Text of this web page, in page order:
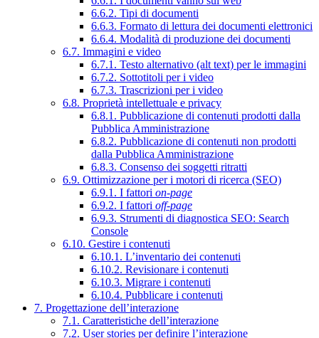
6.6.2. Tipi di documenti
6.6.3. Formato di lettura dei documenti elettronici
6.6.4. Modalità di produzione dei documenti
6.7. Immagini e video
6.7.1. Testo alternativo (alt text) per le immagini
6.7.2. Sottotitoli per i video
6.7.3. Trascrizioni per i video
6.8. Proprietà intellettuale e privacy
6.8.1. Pubblicazione di contenuti prodotti dalla
Pubblica Amministrazione
6.8.2. Pubblicazione di contenuti non prodotti
dalla Pubblica Amministrazione
6.8.3. Consenso dei soggetti ritratti
6.9. Ottimizzazione per i motori di ricerca (SEO)
6.9.1. I fattori on-page
6.9.2. I fattori off-page
6.9.3. Strumenti di diagnostica SEO: Search
Console
6.10. Gestire i contenuti
6.10.1. L’inventario dei contenuti
6.10.2. Revisionare i contenuti
6.10.3. Migrare i contenuti
6.10.4. Pubblicare i contenuti
7. Progettazione dell’interazione
7.1. Caratteristiche dell’interazione
7.2. User stories per definire l’interazione